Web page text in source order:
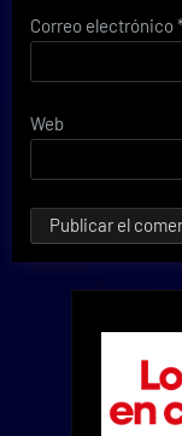
Correo electrónico
Web